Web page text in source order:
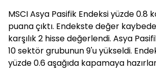
MSCI Asya Pasifik Endeksi yüzde 0.8
puana çıktı. Endekste değer
karşılık 2 hisse değerlendi. Asya
10 sektör grubunun 9'u yükseldi.
yüzde 0.6 aşağıda kapamaya